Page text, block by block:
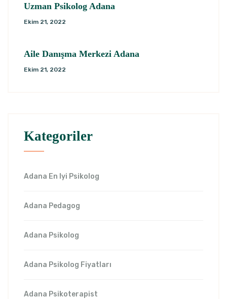
Uzman Psikolog Adana
Ekim 21, 2022
Aile Danışma Merkezi Adana
Ekim 21, 2022
Kategoriler
Adana En Iyi Psikolog
Adana Pedagog
Adana Psikolog
Adana Psikolog Fiyatları
Adana Psikoterapist